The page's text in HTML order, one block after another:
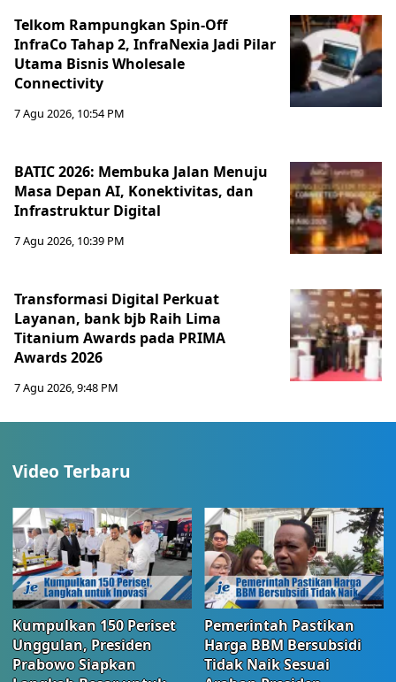
Telkom Rampungkan Spin-Off
InfraCo Tahap 2, InfraNexia Jadi Pilar
Utama Bisnis Wholesale
Connectivity
7 Agu 2026, 10:54 PM
BATIC 2026: Membuka Jalan Menuju
Masa Depan AI, Konektivitas, dan
Infrastruktur Digital
7 Agu 2026, 10:39 PM
Transformasi Digital Perkuat
Layanan, bank bjb Raih Lima
Titanium Awards pada PRIMA
Awards 2026
7 Agu 2026, 9:48 PM
Video Terbaru
Kumpulkan 150 Periset
Unggulan, Presiden
Prabowo Siapkan
Pemerintah Pastikan
Harga BBM Bersubsidi
Tidak Naik Sesuai